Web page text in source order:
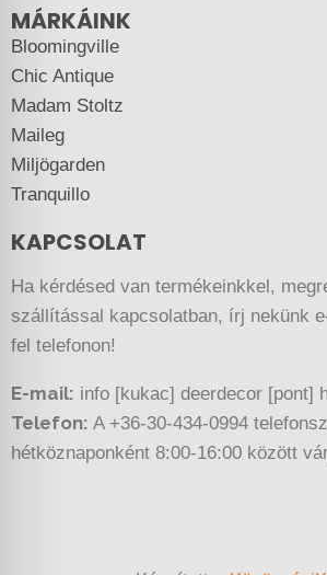
MÁRKÁINK
Bloomingville
Chic Antique
Madam Stoltz
Maileg
Miljögarden
Tranquillo
KAPCSOLAT
Ha kérdésed van termékeinkkel,
szállítással kapcsolatban, írj nekünk
fel telefonon!
E-mail: info [kukac] deerdecor [pont]
Telefon: A +36-30-434-0994
hétköznaponként 8:00-16:00 között